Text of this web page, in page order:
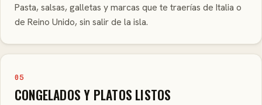
Pasta, salsas, galletas y marcas que te traerías de Italia o
de Reino Unido, sin salir de la isla.
05
CONGELADOS Y PLATOS LISTOS